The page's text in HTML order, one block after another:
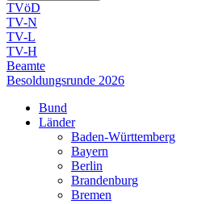
TVöD
TV-N
TV-L
TV-H
Beamte
Besoldungsrunde 2026
Bund
Länder
Baden-Württemberg
Bayern
Berlin
Brandenburg
Bremen